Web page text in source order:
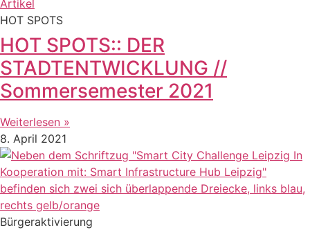
HOT SPOTS
HOT SPOTS:: DER
STADTENTWICKLUNG //
Sommersemester 2021
Weiterlesen »
8. April 2021
Bürgeraktivierung